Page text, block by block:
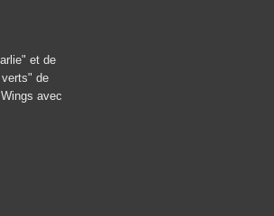
et de
de
avec